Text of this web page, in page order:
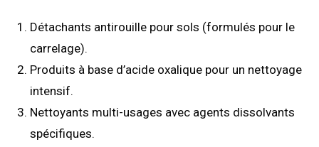
Détachants antirouille pour sols (formulés pour le
carrelage).
Produits à base d’acide oxalique pour un nettoyage
intensif.
Nettoyants multi-usages avec agents dissolvants
spécifiques.